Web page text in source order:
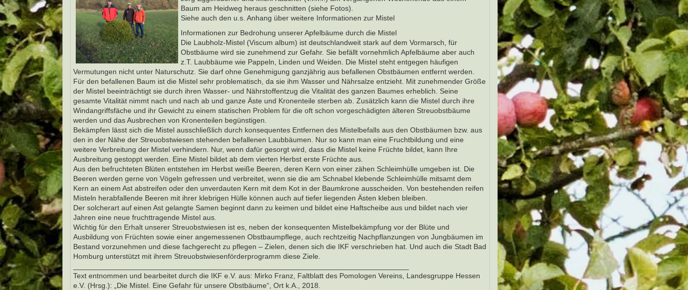
Baum am Heidweg heraus geschnitten (siehe Fotos).
Siehe auch den u.s. Anhang über weitere Informationen zur Mistel
Informationen zur Bedrohung unserer Apfelbäume durch die Mistel
Die Laubholz-Mistel (Viscum album) ist deutschlandweit stark auf dem Vormarsch, für
Obstbäume wird sie zunehmend zur Gefahr. Sie befällt vornehmlich Apfelbäume aber auch
z.T. Laubbäume wie Pappeln, Linden und Weiden. Die Mistel steht entgegen häufigen
Vermutungen nicht unter Naturschutz. Sie darf ohne Genehmigung ganzjährig aus befallenen Obstbäumen entfernt werden.
Für den befallenen Baum ist die Mistel sehr problematisch, da sie ihm Wasser und Nährsalze entzieht. Mit zunehmender Größe
der Mistel beeinträchtigt sie durch ihren Wasser- und Nährstoffentzug die Vitalität des ganzen Baumes erheblich. Seine
gesamte Vitalität nimmt nach und nach ab und ganze Äste und Kronenteile sterben ab. Zusätzlich kann die Mistel durch ihre
Windangriffsfäche und ihr Gewicht zu einem statischen Problem für die oft schon vorgeschädigten älteren Streuobstbäume
werden und das Ausbrechen von Kronenteilen begünstigen.
Bekämpfen lässt sich die Mistel ausschließlich durch konsequentes Entfernen des Mistelbefalls aus den Obstbäumen bzw. aus
den in der Nähe der Streuobstwiesen stehenden befallenen Laubbäumen. Nur so kann man eine Fruchtbildung und eine
weitere Verbreitung der Mistel verhindern. Nur, wenn dafür gesorgt wird, dass die Mistel keine Früchte bildet, kann Ihre
Ausbreitung gestoppt werden. Eine Mistel bildet ab dem vierten Herbst erste Früchte aus.
Aus den befruchteten Blüten entstehen im Herbst weiße Beeren, deren Kern von einer zähen Schleimhülle umgeben ist. Die
Beeren werden gerne von Vögeln gefressen und verbreitet, wenn sie die am Schnabel klebende Schleimhülle mitsamt dem
Kern an einem Ast abstreifen oder den unverdauten Kern mit dem Kot in der Baumkrone ausscheiden. Von bestehenden reifen
Misteln herabfallende Beeren mit ihrer klebrigen Hülle können auch auf tiefer liegenden Ästen kleben bleiben.
Der solcherart auf einen Ast gelangte Samen beginnt dann zu keimen und bildet eine Haftscheibe aus und bildet nach vier
Jahren eine neue fruchttragende Mistel aus.
Wichtig für den Erhalt unserer Streuobstwiesen ist es, neben der konsequenten Mistelbekämpfung vor der Blüte und
Ausbildung von Früchten sowie einer angemessenen Obstbaumpflege, auch rechtzeitig Nachpflanzungen von Jungbäumen im
Bestand vorzunehmen und diese fachgerecht zu pflegen – Zielen, denen sich die IKF verschrieben hat. Und auch die Stadt Bad
Homburg unterstützt mit ihrem Streuobstwiesenförderprogramm diese Ziele.
Text entnommen und bearbeitet durch die IKF e.V. aus: Mirko Franz, Faltblatt des Pomologen Vereins, Landesgruppe Hessen
e.V. (Hrsg.): „Die Mistel. Eine Gefahr für unsere Obstbäume“, Ort k.A., 2018.